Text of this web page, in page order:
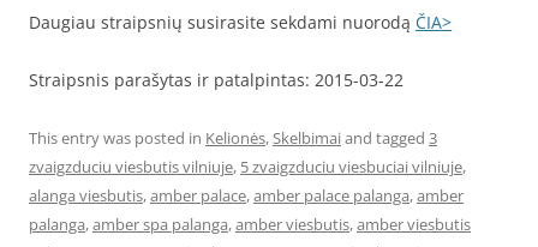
Daugiau straipsnių susirasite sekdami nuorodą ČIA>
Straipsnis parašytas ir patalpintas: 2015-03-22
This entry was posted in Kelionės,Skelbimaiand tagged 3
zvaigzduciu viesbutis vilniuje, 5 zvaigzduciu viesbuciai vilniuje,
alanga viesbutis,amber palace,amber palace palanga,amber
palanga,amber spa palanga,amber viesbutis,amber viesbutis